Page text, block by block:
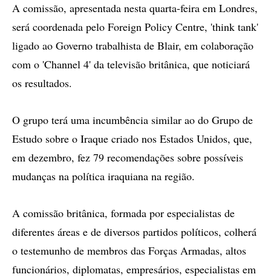
A comissão, apresentada nesta quarta-feira em Londres,
será coordenada pelo Foreign Policy Centre, 'think tank'
ligado ao Governo trabalhista de Blair, em colaboração
com o 'Channel 4' da televisão britânica, que noticiará
os resultados.
O grupo terá uma incumbência similar ao do Grupo de
Estudo sobre o Iraque criado nos Estados Unidos, que,
em dezembro, fez 79 recomendações sobre possíveis
mudanças na política iraquiana na região.
A comissão britânica, formada por especialistas de
diferentes áreas e de diversos partidos políticos, colherá
o testemunho de membros das Forças Armadas, altos
funcionários, diplomatas, empresários, especialistas em